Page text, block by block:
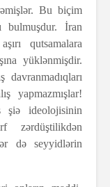
Bu biçim
bulmuşdur. İran
qutsamalara
yüklənmişdir.
yapmazmışlar!
şiə ideolojisinin
də seyyidlərin